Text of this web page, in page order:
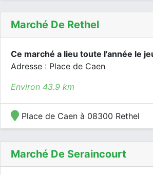
Marché De Rethel
Ce marché a lieu toute l'année le
Adresse : Place de Caen
Environ 43.9 km
Place de Caen à 08300 Rethel
Marché De Seraincourt